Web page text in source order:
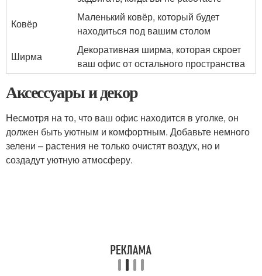
Ковёр
Маленький ковёр, который будет
находиться под вашим столом
Ширма
Декоративная ширма, которая скроет
ваш офис от остального пространства
Аксессуары и декор
Несмотря на то, что ваш офис находится в уголке, он
должен быть уютным и комфортным. Добавьте немного
зелени – растения не только очистят воздух, но и
создадут уютную атмосферу.